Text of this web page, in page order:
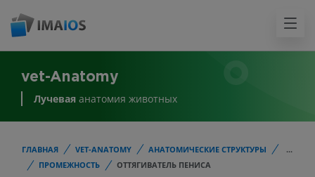
vet-Anatomy
Лучевая анатомия животных
ГЛАВНАЯ VET-ANATOMY АНАТОМИЧЕСКИЕ СТРУКТУРЫ
...
ПРОМЕЖНОСТЬ
ОТТЯГИВАТЕЛЬ ПЕНИСА